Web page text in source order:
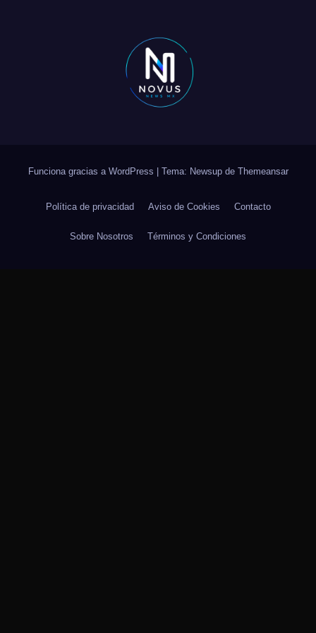
Funciona gracias a WordPress Tema: Newsup de Themeansar
Política de privacidad Aviso de Cookies Contacto
Sobre Nosotros Términos y Condiciones